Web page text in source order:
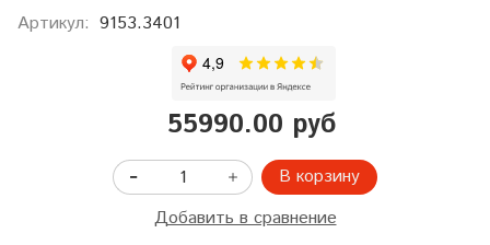
Артикул: 9153.3401
55990.00 руб
В корзину
Добавить в сравнение